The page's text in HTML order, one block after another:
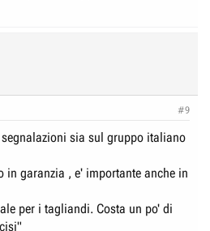
#9
sia sul gruppo italiano
in garanzia , e' importante anche in
per i tagliandi. Costa un po' di